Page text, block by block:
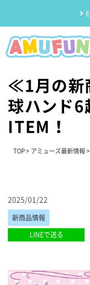
≪1月の新
球ハンド6
ITEM！
TOP> アミューズ最新情報>
2025/01/22
新商品情報
LINEで送る